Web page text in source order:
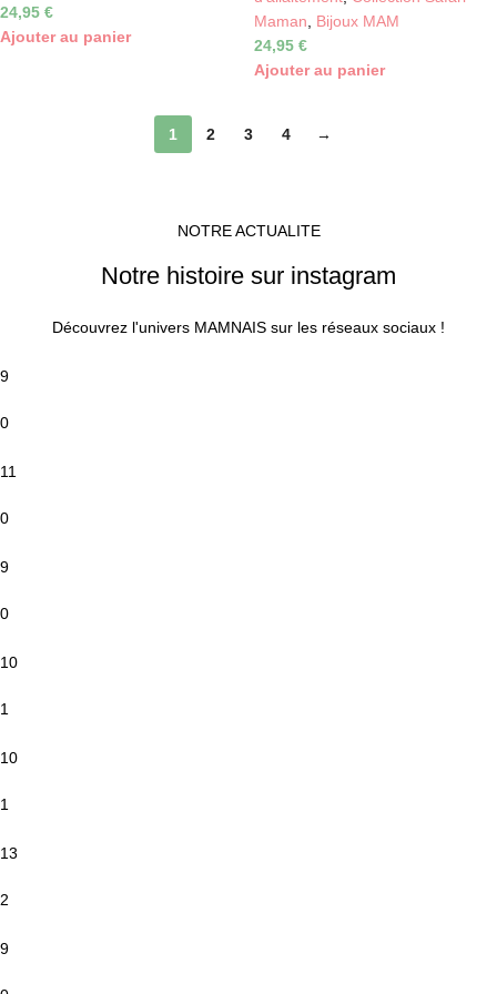
24,95 €
Ajouter au panier
Maman
Bijoux MAM
24,95 €
Ajouter au panier
1 2 3 4 →
NOTRE ACTUALITE
Notre histoire sur instagram
Découvrez l'univers MAMNAIS sur les réseaux sociaux !
9
0
11
0
9
0
10
1
10
1
13
2
9